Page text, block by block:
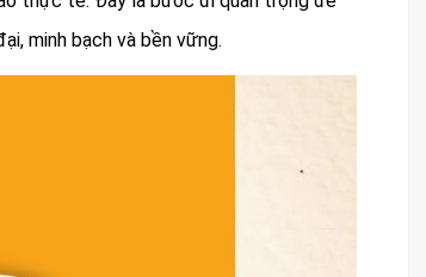
minh bạch và bền vững.